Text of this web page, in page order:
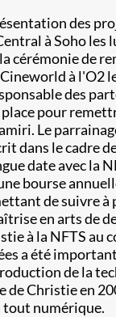
des
à Soho les
cérémonie de
à l'O2
des
pour
Le
dans le cadre
date avec la
bourse
de suivre à
en arts de
à la NFTS au
a été
de la
de Christie en
tout numérique.